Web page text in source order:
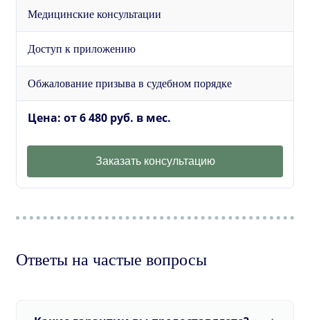
Медицинские консультации
Доступ к приложению
Обжалование призыва в судебном порядке
Цена: от 6 480 руб. в мес.
Заказать консультацию
Ответы на частые вопросы